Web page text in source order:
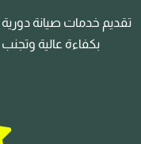
تقديم خدمات صيانة
بكفاءة عالية